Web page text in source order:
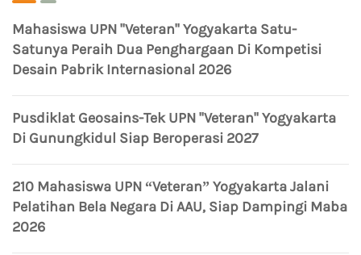
Mahasiswa UPN "Veteran" Yogyakarta Satu-
Satunya Peraih Dua Penghargaan Di Kompetisi
Desain Pabrik Internasional 2026
Pusdiklat Geosains-Tek UPN "Veteran" Yogyakarta
Di Gunungkidul Siap Beroperasi 2027
210 Mahasiswa UPN “Veteran” Yogyakarta Jalani
Pelatihan Bela Negara Di AAU, Siap Dampingi Maba
2026